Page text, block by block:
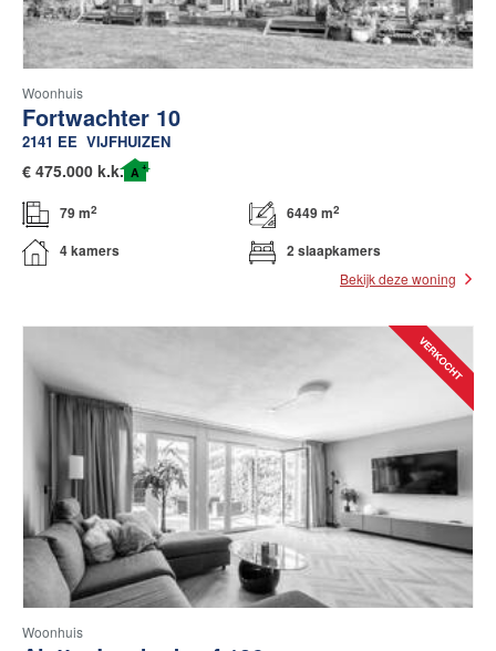
Woonhuis
Fortwachter 10
2141 EE VIJFHUIZEN
€ 475.000 k.k. A +
79 m2 6449 m2
4 kamers 2 slaapkamers
Bekijk deze woning
Woonhuis